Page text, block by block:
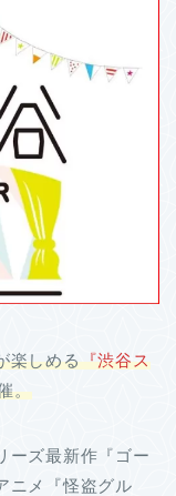
楽しめる『渋谷ス
。
ーズ最新作『ゴー
ニメ『怪盗グル